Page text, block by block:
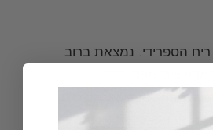
הספרידי. נמצאת ברוב
מפרי הדר
תפוז, לימון, אוקליפטוס,
, לנטיסק